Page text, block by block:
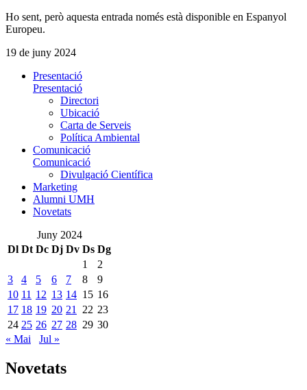
Ho sent, però aquesta entrada només està disponible en Espanyol
Europeu.
19 de juny 2024
Presentació
Presentació
Directori
Ubicació
Carta de Serveis
Política Ambiental
Comunicació
Comunicació
Divulgació Científica
Marketing
Alumni UMH
Novetats
Juny 2024
Dl Dt Dc Dj Dv Ds Dg
1
2
3
4 5 6 7 8
9
10 11 12 13 14 15 16
17 18 19 20 21 22 23
24 25 26 27 28 29 30
« Mai
Jul »
Novetats